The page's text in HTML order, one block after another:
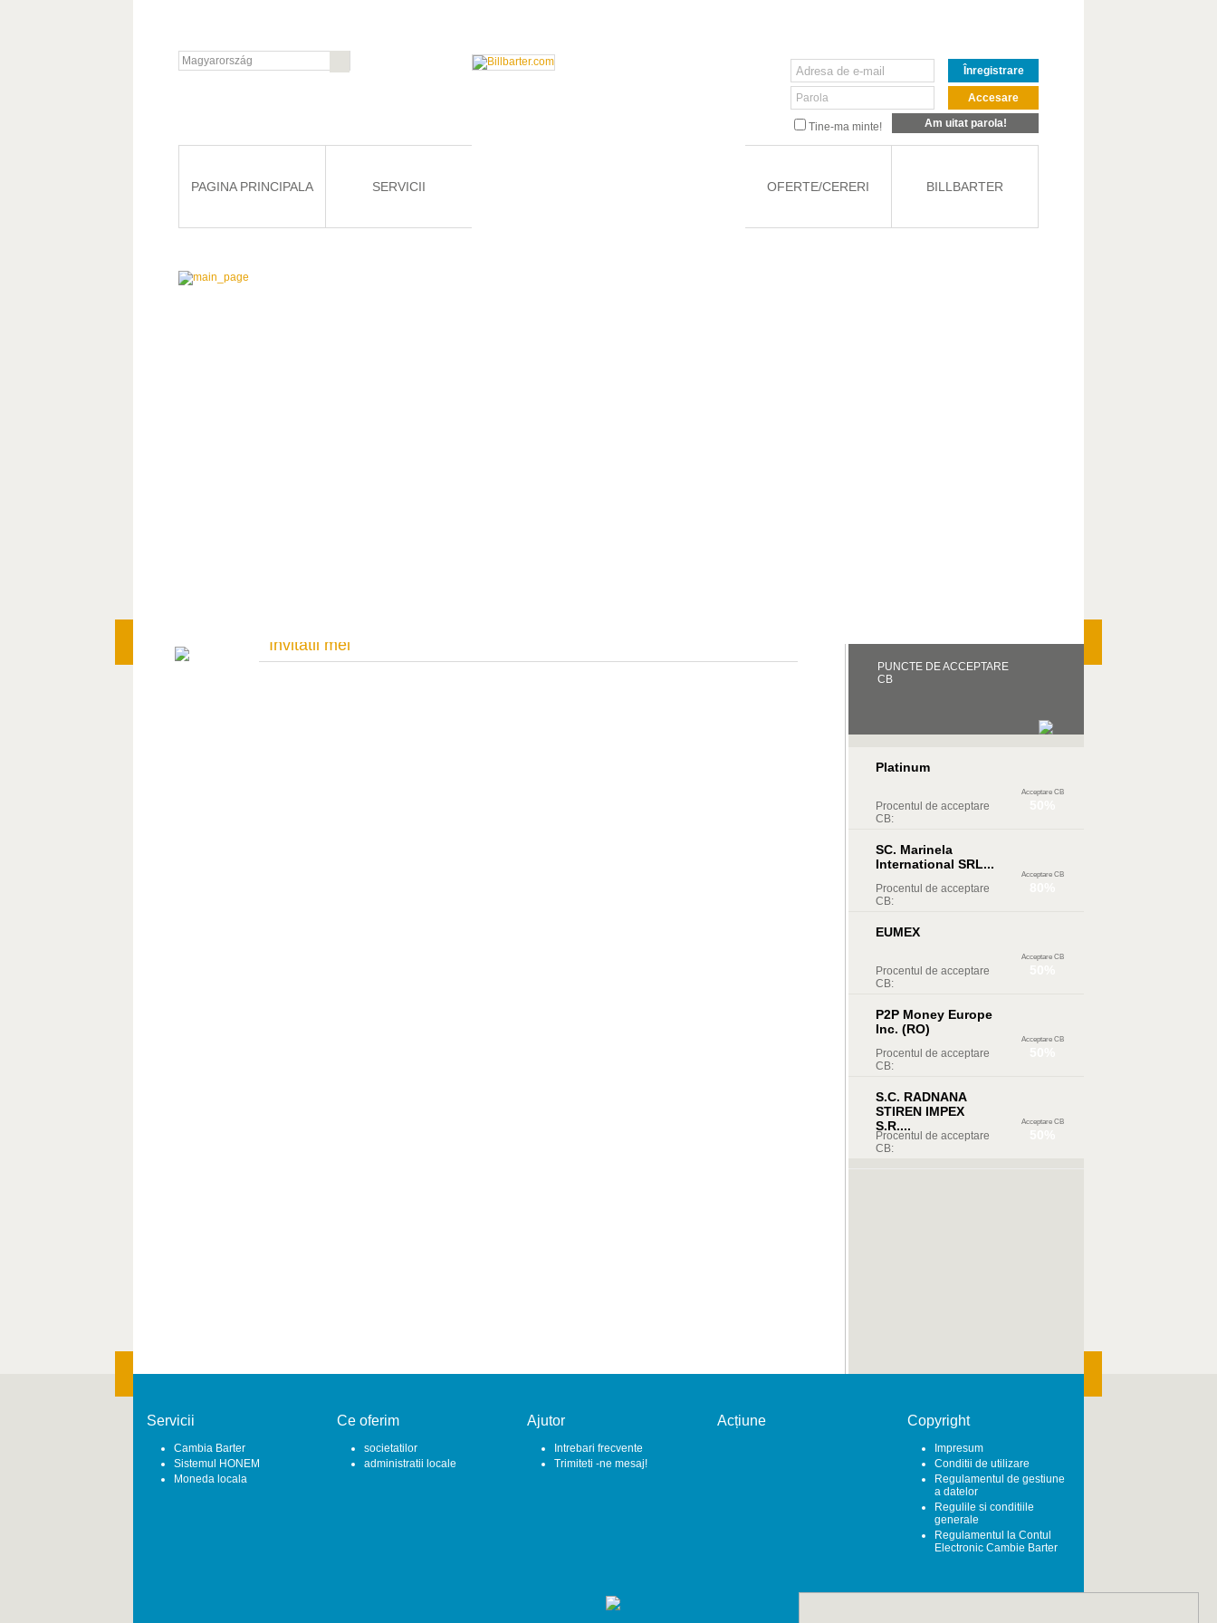
PAGINA PRINCIPALA SERVICII OFERTE/CERERI BILLBARTER
Înregistrare
Parola Accesare
Tine-ma minte! Am uitat parola!
Invitatii mei
PUNCTE DE ACCEPTARE
CB
Acceptare CB
Platinum
Procentul de acceptare
CB:
Acceptare CB
SC. Marinela
International SRL...
Procentul de acceptare
CB:
Acceptare CB
EUMEX
Procentul de acceptare
CB:
Acceptare CB
P2P Money Europe
Inc. (RO)
Procentul de acceptare
CB:
Acceptare CB
S.C. RADNANA
STIREN IMPEX
S.R....
Procentul de acceptare
CB:
Servicii
Cambia Barter
Sistemul HONEM
Moneda locala
Ce oferim
societatilor
administratii locale
Ajutor
Intrebari frecvente
Trimiteti -ne mesaj!
Acțiune Copyright
Impresum
Conditii de utilizare
Regulamentul de gestiune
a datelor
Regulile si conditiile
generale
Regulamentul la Contul
Electronic Cambie Barter